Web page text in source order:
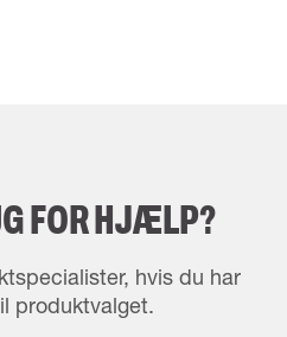
FOR HJÆLP?
hvis du har
produktvalget.